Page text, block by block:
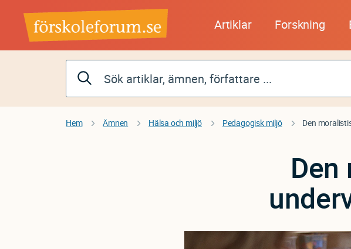
huvudinnehåll
Artiklar Forskning
Hem Ämnen Hälsa och miljö Pedagogisk miljö Den